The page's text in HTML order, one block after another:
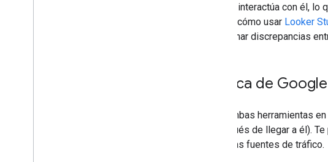
y cómo interactúa con él,
explica cómo usar Looker
solucionar discrepancias
Acerca de
Usar ambas herramientas
y después de llegar a él).
con otras fuentes de tráfico.